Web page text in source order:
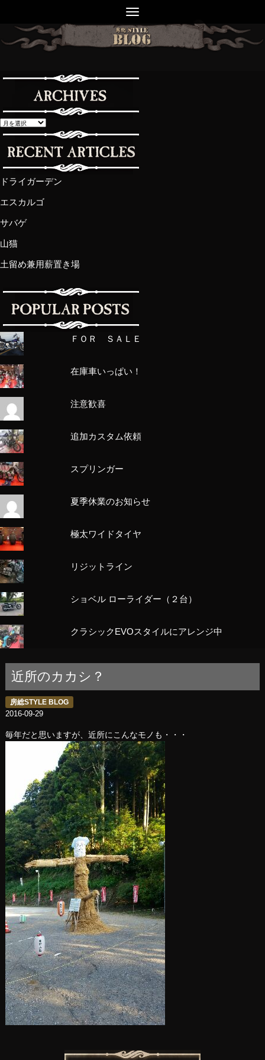
ドライガーデン
エスカルゴ
サバゲ
山猫
土留め兼用薪置き場
ＦＯＲ ＳＡＬＥ
在庫車いっぱい！
注意歓喜
追加カスタム依頼
スプリンガー
夏季休業のお知らせ
極太ワイドタイヤ
リジットライン
ショベル ローライダー（２台）
クラシックEVOスタイルにアレンジ中
近所のカカシ？
房総STYLE BLOG
2016-09-29
毎年だと思いますが、近所にこんなモノも・・・